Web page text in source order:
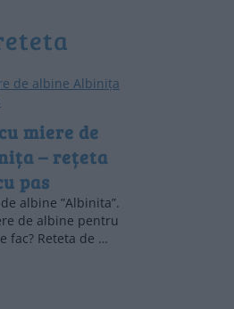
miere de
– rețeta
pas
albine ”Albinita”.
de albine pentru
fac? Reteta de …